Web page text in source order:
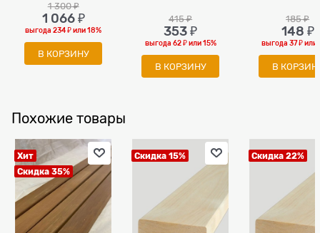
1 300 ₽
1 066 ₽
выгода234 ₽или18%
В КОРЗИНУ
415 ₽
353 ₽
выгода 62 ₽или15%
В КОРЗИНУ
185 ₽
148 ₽
выгода37 ₽или
В
Похожие товары
Хит
Скидка 35%
Скидка 15% Скидка 22%